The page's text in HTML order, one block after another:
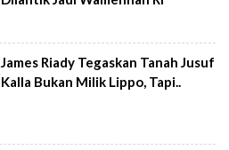
James Riady Tegaskan Tanah Jusuf
Kalla Bukan Milik Lippo, Tapi..